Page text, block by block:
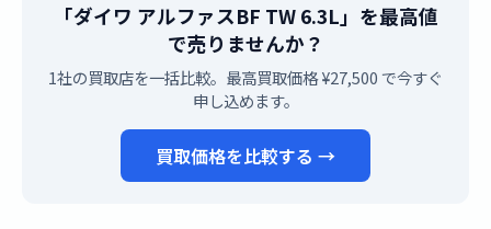
「ダイワ アルファスBF TW 6.3L」を最高値
で売りませんか？
1社の買取店を一括比較。最高買取価格 ¥27,500 で今すぐ
申し込めます。
買取価格を比較する →